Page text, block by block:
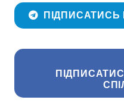
ПІДПИСАТИСЬ